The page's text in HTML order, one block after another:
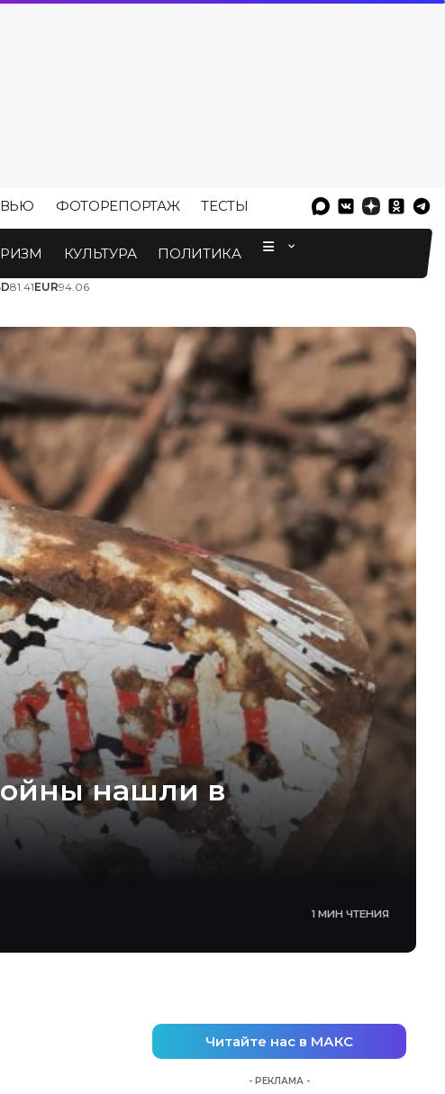
ФОТОРЕПОРТАЖ ТЕСТЫ
КУЛЬТУРА ПОЛИТИКА
81.41EUR94.06
нашли в
1 МИН ЧТЕНИЯ
Читайте нас в МАКС
- РЕКЛАМА -